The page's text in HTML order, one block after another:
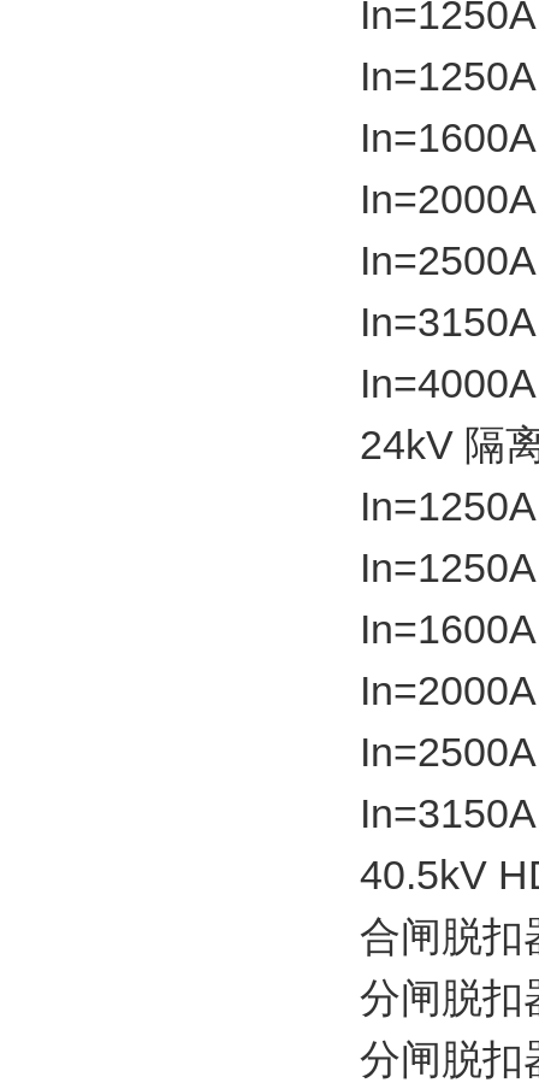
24kV 隔
40.5kV
合闸脱扣
分闸脱扣
分闸脱扣